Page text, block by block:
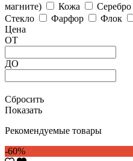
магните)
Кожа Серебро
Стекло
Фарфор Флок
Цена
ОТ
ДО
Сбросить
Показать
Рекомендуемые товары
-60%